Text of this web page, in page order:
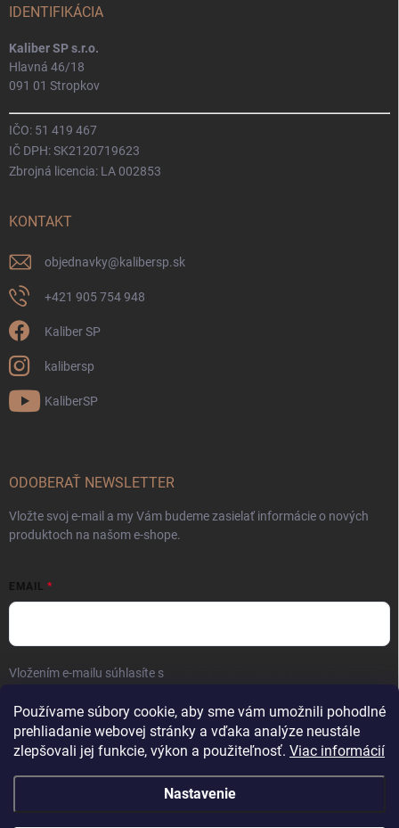
Používame súbory cookie, aby sme vám umožnili pohodlné
prehliadanie webovej stránky a vďaka analýze neustále
zlepšovali jej funkcie, výkon a použiteľnosť. Viac informácií
Nastavenie
IDENTIFIKÁCIA
Kaliber SP s.r.o.
Hlavná 46/18
091 01 Stropkov
IČO: 51 419 467
IČ DPH: SK2120719623
Zbrojná licencia: LA 002853
KONTAKT
objednavky@kalibersp.sk
+421 905 754 948
Kaliber SP
kalibersp
KaliberSP
ODOBERAŤ NEWSLETTER
Vložte svoj e-mail a my Vám budeme zasielať informácie o nových
produktoch na našom e-shope.
EMAIL
Vložením e-mailu súhlasíte s
Prihlásiť sa